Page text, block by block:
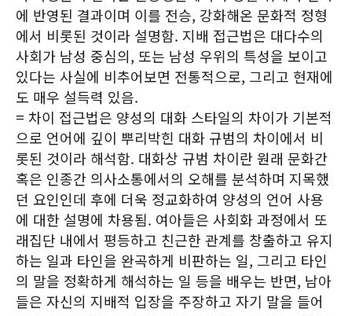
에 반영된 결과이며 이를 전승, 강화해온 문화적 정형
에서 비롯된 것이라 설명함. 지배 접근법은 대다수의
사회가 남성 중심의, 또는 남성 우위의 특성을 보이고
있다는 사실에 비추어보면 전통적으로, 그리고 현재에
도 매우 설득력 있음.
= 차이 접근법은 양성의 대화 스타일의 차이가 기본적
으로 언어에 깊이 뿌리박힌 대화 규범의 차이에서 비
롯된 것이라 해석함. 대화상 규범 차이란 원래 문화간
혹은 인종간 의사소통에서의 오해를 분석하며 지목했
던 요인인데 후에 더욱 정교화하여 양성의 언어 사용
에 대한 설명에 차용됨. 여아들은 사회화 과정에서 또
래집단 내에서 평등하고 친근한 관계를 창출하고 유지
하는 일과 타인을 완곡하게 비판하는 일, 그리고 타인
의 말을 정확하게 해석하는 일 등을 배우는 반면, 남아
들은 자신의 지배적 입장을 주장하고 자기 말을 들어